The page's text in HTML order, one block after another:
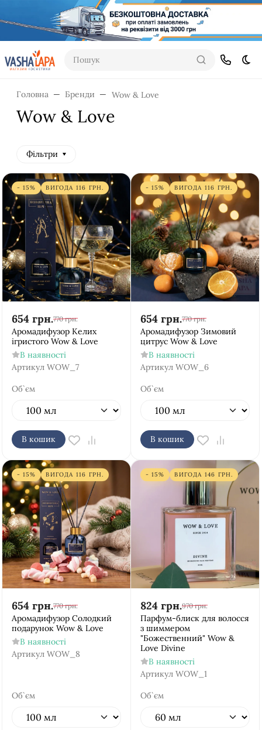
Пошук
Головна Бренди Wow & Love
Wow & Love
Фільтри
- 15% ВИГОДА 116 ГРН.
654 грн.770 грн.
Аромадифузор Келих
ігристого Wow & Love
В наявності
Артикул WOW_7
Об`єм
В кошик
- 15% ВИГОДА 116 ГРН.
654 грн.770 грн.
Аромадифузор Зимовий
цитрус Wow & Love
В наявності
Артикул WOW_6
Об`єм
В кошик
- 15% ВИГОДА 116 ГРН.
654 грн.770 грн.
Аромадифузор Солодкий
подарунок Wow & Love
В наявності
Артикул WOW_8
Об`єм
- 15% ВИГОДА 146 ГРН.
824 грн.970 грн.
Парфум-блиск для волосся
з шиммером
"Божественний" Wow &
Love Divine
В наявності
Артикул WOW_1
Об`єм